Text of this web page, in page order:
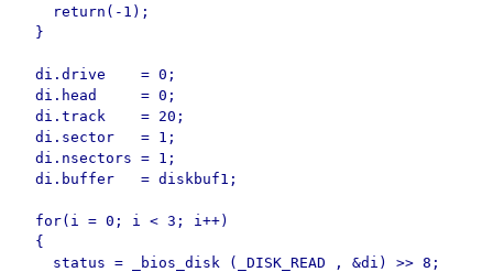
    return(-1);
  }
  di.drive    = 0;
  di.head     = 0;
  di.track    = 20;
  di.sector   = 1;
  di.nsectors = 1;
  di.buffer   = diskbuf1;
  for(i = 0; i < 3; i++)
  {
    status = _bios_disk (_DISK_READ , &di) >> 8;